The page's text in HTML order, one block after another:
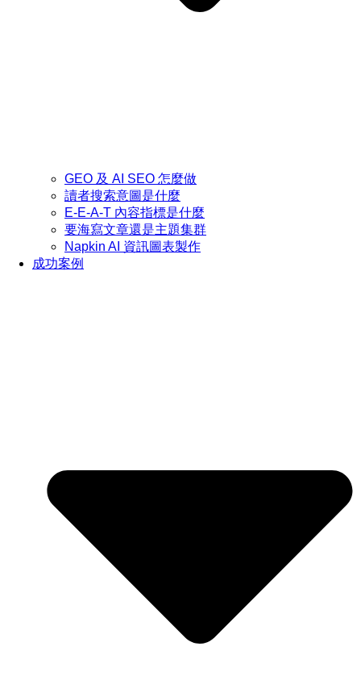
GEO 及 AI SEO 怎麼做
讀者搜索意圖是什麼
E-E-A-T 內容指標是什麼
要海寫文章還是主題集群
Napkin AI 資訊圖表製作
成功案例